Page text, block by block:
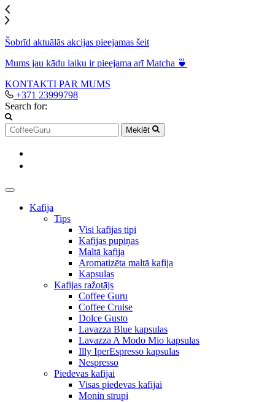
Šobrīd aktuālās akcijas pieejamas šeit
Mums jau kādu laiku ir pieejama arī Matcha 🍵
KONTAKTI PAR MUMS
+371 23999798
Search for:
Meklēt
Kafija
Tips
Visi kafijas tipi
Kafijas pupiņas
Maltā kafija
Aromatizēta maltā kafija
Kapsulas
Kafijas ražotājs
Coffee Guru
Coffee Cruise
Dolce Gusto
Lavazza Blue kapsulas
Lavazza A Modo Mio kapsulas
Illy IperEspresso kapsulas
Nespresso
Piedevas kafijai
Visas piedevas kafijai
Monin sīrupi